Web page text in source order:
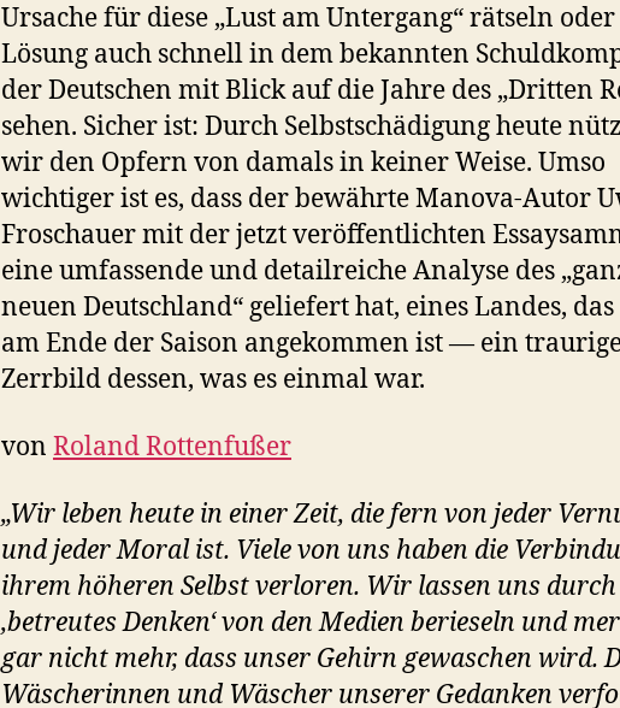
Ursache für diese „Lust am Untergang“ rätseln
Lösung auch schnell in dem bekannten
der Deutschen mit Blick auf die Jahre des „Dritten
sehen. Sicher ist: Durch Selbstschädigung heute
wir den Opfern von damals in keiner Weise. Umso
wichtiger ist es, dass der bewährte Manova-Autor
Froschauer mit der jetzt veröffentlichten
eine umfassende und detailreiche Analyse des
neuen Deutschland“ geliefert hat, eines Landes,
am Ende der Saison angekommen ist — ein
Zerrbild dessen, was es einmal war.
von Roland Rottenfußer
„Wir leben heute in einer Zeit, die fern von jeder
und jeder Moral ist. Viele von uns haben die
ihrem höheren Selbst verloren. Wir lassen uns durch
‚betreutes Denken‘ von den Medien berieseln und
gar nicht mehr, dass unser Gehirn gewaschen wird.
Wäscherinnen und Wäscher unserer Gedanken